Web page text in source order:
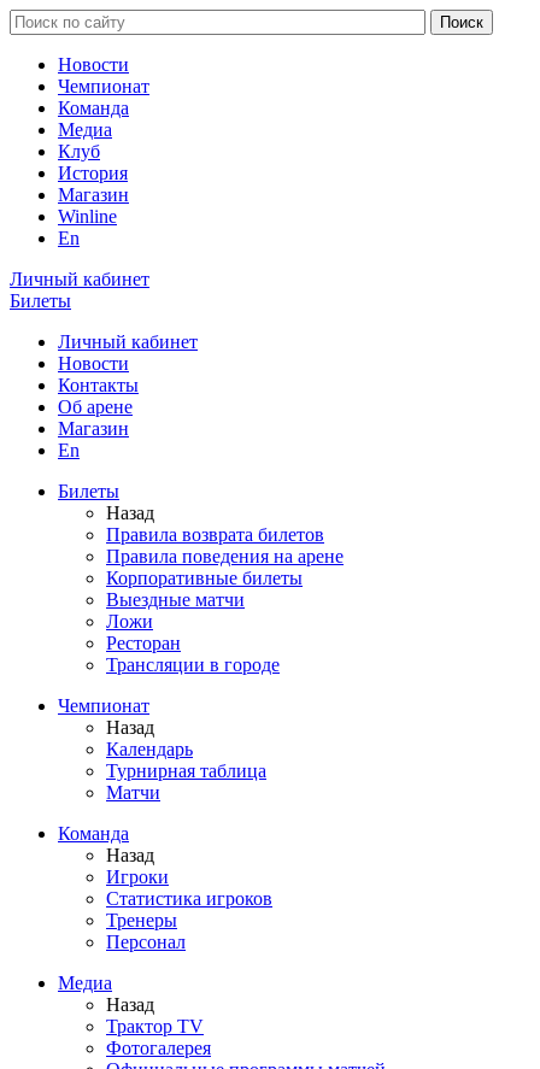
Новости
Чемпионат
Команда
Медиа
Клуб
История
Магазин
Winline
En
Личный кабинет
Билеты
Личный кабинет
Новости
Контакты
Об арене
Магазин
En
Билеты
Назад
Правила возврата билетов
Правила поведения на арене
Корпоративные билеты
Выездные матчи
Ложи
Ресторан
Трансляции в городе
Чемпионат
Назад
Календарь
Турнирная таблица
Матчи
Команда
Назад
Игроки
Статистика игроков
Тренеры
Персонал
Медиа
Назад
Трактор TV
Фотогалерея